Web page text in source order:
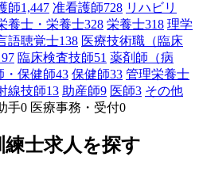
師1,447 准看護師728 リハビリ
養士・栄養士328 栄養士318 理学
語聴覚士138 医療技術職（臨床
97 臨床検査技師51 薬剤師（病
・保健師43 保健師33 管理栄養士
線技師13 助産師9 医師3 その他
手0 医療事務・受付0
士求人を探す